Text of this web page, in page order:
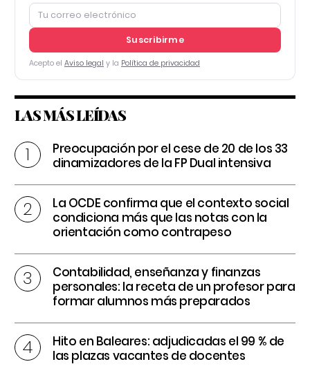
Suscribirme
Acepto el Aviso legal y la Política de privacidad
LAS MÁS LEÍDAS
Preocupación por el cese de 20 de los 33
dinamizadores de la FP Dual intensiva
La OCDE confirma que el contexto social
condiciona más que las notas con la
orientación como contrapeso
Contabilidad, enseñanza y finanzas
personales: la receta de un profesor para
formar alumnos más preparados
Hito en Baleares: adjudicadas el 99 % de
las plazas vacantes de docentes